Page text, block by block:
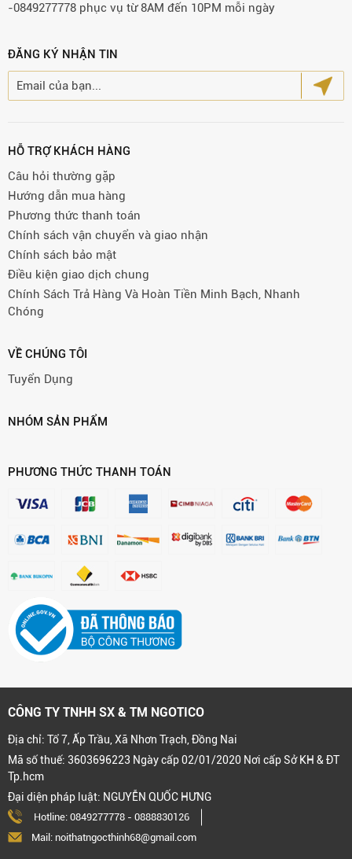
-0849277778 phục vụ từ 8AM đến 10PM mỗi ngày
ĐĂNG KÝ NHẬN TIN
HỖ TRỢ KHÁCH HÀNG
Câu hỏi thường gặp
Hướng dẫn mua hàng
Phương thức thanh toán
Chính sách vận chuyển và giao nhận
Chính sách bảo mật
Điều kiện giao dịch chung
Chính Sách Trả Hàng Và Hoàn Tiền Minh Bạch, Nhanh
Chóng
VỀ CHÚNG TÔI
Tuyển Dụng
NHÓM SẢN PHẨM
PHƯƠNG THỨC THANH TOÁN
CÔNG TY TNHH SX & TM NGOTICO
Địa chỉ: Tổ 7, Ấp Trầu, Xã Nhơn Trạch, Đồng Nai
Mã số thuế: 3603696223 Ngày cấp 02/01/2020 Nơi cấp Sở KH & ĐT
Tp.hcm
Đại diện pháp luật: NGUYỄN QUỐC HƯNG
Hotline: 0849277778 - 0888830126
Mail: noithatngocthinh68@gmail.com